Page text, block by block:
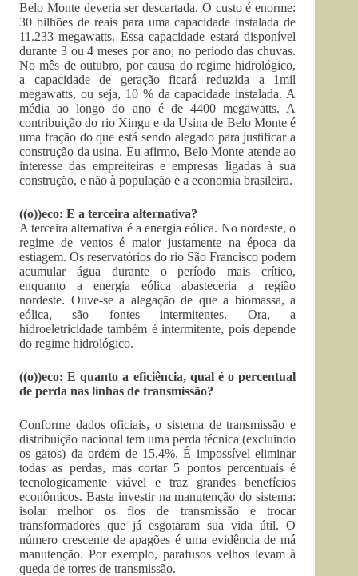
Belo Monte deveria ser descartada. O custo é enorme:
30 bilhões de reais para uma capacidade instalada de
11.233 megawatts. Essa capacidade estará disponível
durante 3 ou 4 meses por ano, no período das chuvas.
No mês de outubro, por causa do regime hidrológico,
a capacidade de geração ficará reduzida a 1mil
megawatts, ou seja, 10 % da capacidade instalada. A
média ao longo do ano é de 4400 megawatts. A
contribuição do rio Xingu e da Usina de Belo Monte é
uma fração do que está sendo alegado para justificar a
construção da usina. Eu afirmo, Belo Monte atende ao
interesse das empreiteiras e empresas ligadas à sua
construção, e não à população e a economia brasileira.
((o))eco: E a terceira alternativa?
A terceira alternativa é a energia eólica. No nordeste, o
regime de ventos é maior justamente na época da
estiagem. Os reservatórios do rio São Francisco podem
acumular água durante o período mais crítico,
enquanto a energia eólica abasteceria a região
nordeste. Ouve-se a alegação de que a biomassa, a
eólica, são fontes intermitentes. Ora, a
hidroeletricidade também é intermitente, pois depende
do regime hidrológico.
((o))eco: E quanto a eficiência, qual é o percentual
de perda nas linhas de transmissão?
Conforme dados oficiais, o sistema de transmissão e
distribuição nacional tem uma perda técnica (excluindo
os gatos) da ordem de 15,4%. É impossível eliminar
todas as perdas, mas cortar 5 pontos percentuais é
tecnologicamente viável e traz grandes benefícios
econômicos. Basta investir na manutenção do sistema:
isolar melhor os fios de transmissão e trocar
transformadores que já esgotaram sua vida útil. O
número crescente de apagões é uma evidência de má
manutenção. Por exemplo, parafusos velhos levam à
queda de torres de transmissão.